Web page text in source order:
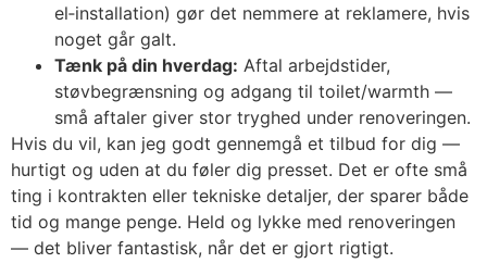
el‑installation) gør det nemmere at reklamere, hvis
noget går galt.
Tænk på din hverdag: Aftal arbejdstider,
støvbegrænsning og adgang til toilet/warmth —
små aftaler giver stor tryghed under renoveringen.
Hvis du vil, kan jeg godt gennemgå et tilbud for dig —
hurtigt og uden at du føler dig presset. Det er ofte små
ting i kontrakten eller tekniske detaljer, der sparer både
tid og mange penge. Held og lykke med renoveringen
— det bliver fantastisk, når det er gjort rigtigt.